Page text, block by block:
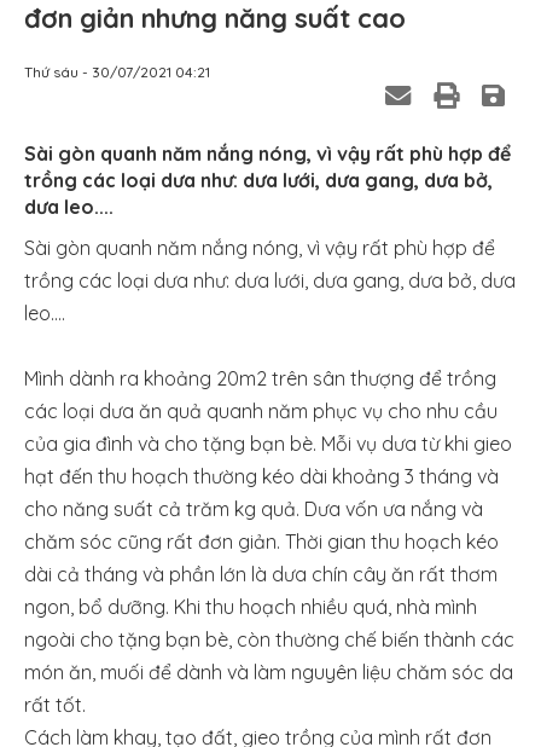
HỆ
đơn giản nhưng năng suất cao
Thứ sáu - 30/07/2021 04:21
Sài gòn quanh năm nắng nóng, vì vậy rất phù hợp để
trồng các loại dưa như: dưa lưới, dưa gang, dưa bở,
dưa leo....
Sài gòn quanh năm nắng nóng, vì vậy rất phù hợp để
trồng các loại dưa như: dưa lưới, dưa gang, dưa bở, dưa
leo....
Mình dành ra khoảng 20m2 trên sân thượng để trồng
các loại dưa ăn quả quanh năm phục vụ cho nhu cầu
của gia đình và cho tặng bạn bè. Mỗi vụ dưa từ khi gieo
hạt đến thu hoạch thường kéo dài khoảng 3 tháng và
cho năng suất cả trăm kg quả. Dưa vốn ưa nắng và
chăm sóc cũng rất đơn giản. Thời gian thu hoạch kéo
dài cả tháng và phần lớn là dưa chín cây ăn rất thơm
ngon, bổ dưỡng. Khi thu hoạch nhiều quá, nhà mình
ngoài cho tặng bạn bè, còn thường chế biến thành các
món ăn, muối để dành và làm nguyên liệu chăm sóc da
rất tốt.
Cách làm khay, tạo đất, gieo trồng của mình rất đơn